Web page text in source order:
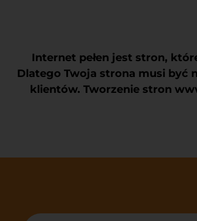
Internet pełen jest stron,
Dlatego Twoja strona musi być
klientów. Tworzenie stron